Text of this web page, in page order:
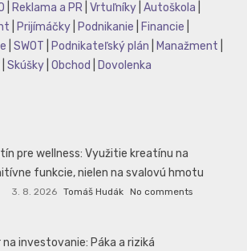
Reklama a PR Vrtuľníky Autoškola
Prijímáčky Podnikanie Financie
SWOT Podnikateľský plán Manažment
Skúšky Obchod Dovolenka
pre wellness: Využitie kreatínu na
funkcie, nielen na svalovú hmotu
3. 8. 2026 Tomáš Hudák No comments
na investovanie: Páka a riziká